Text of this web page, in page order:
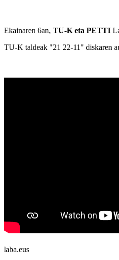
Ekainaren 6an, TU-K eta PETTI
TU-K taldeak "21 22-11" diskaren
laba.eus